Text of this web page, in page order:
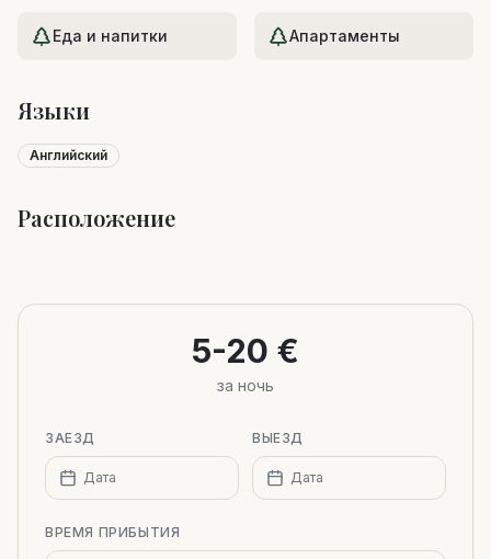
Еда и напитки Апартаменты
Языки
Английский
Расположение
−
5-20 €
за ночь
ЗАЕЗД
Дата
ВЫЕЗД
Дата
ВРЕМЯ ПРИБЫТИЯ